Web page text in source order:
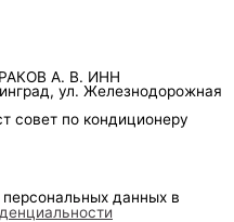
А. В. ИНН
ул. Железнодорожная
совет по кондиционеру
данных в